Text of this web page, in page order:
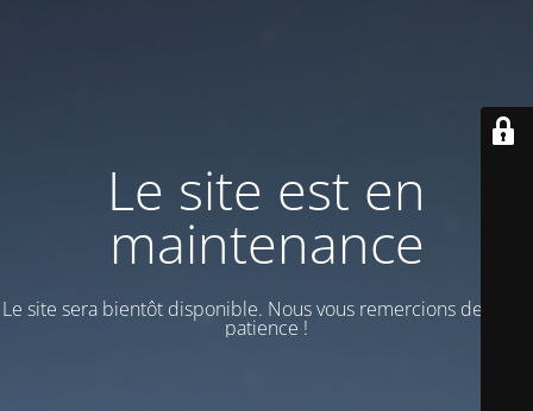
Le site est en
maintenance
Le site sera bientôt disponible. Nous vous remercions de votre
patience !